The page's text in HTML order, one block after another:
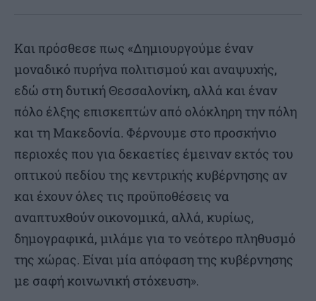
Και πρόσθεσε πως «Δημιουργούμε έναν
μοναδικό πυρήνα πολιτισμού και αναψυχής,
εδώ στη δυτική Θεσσαλονίκη, αλλά και έναν
πόλο έλξης επισκεπτών από ολόκληρη την πόλη
και τη Μακεδονία. Φέρνουμε στο προσκήνιο
περιοχές που για δεκαετίες έμειναν εκτός του
οπτικού πεδίου της κεντρικής κυβέρνησης αν
και έχουν όλες τις προϋποθέσεις να
αναπτυχθούν οικονομικά, αλλά, κυρίως,
δημογραφικά, μιλάμε για το νεότερο πληθυσμό
της χώρας. Είναι μία απόφαση της κυβέρνησης
με σαφή κοινωνική στόχευση».